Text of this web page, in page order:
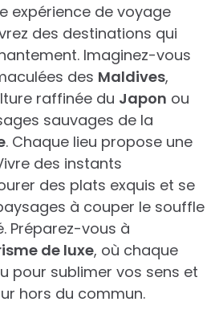
expérience de voyage
des destinations qui
Imaginez-vous
des Maldives,
raffinée du Japon ou
sauvages de la
. Chaque lieu propose une
des instants
des plats exquis et se
à couper le souffle
Préparez-vous à
de luxe, où chaque
pour sublimer vos sens et
hors du commun.